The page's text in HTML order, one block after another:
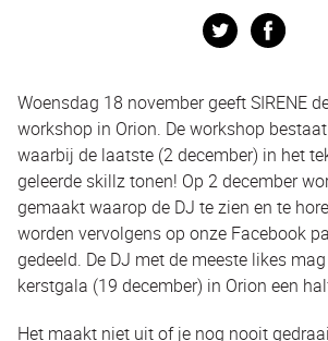
Twitter
Woensdag 18 november geeft SIRENE
workshop in Orion. De workshop
waarbij de laatste (2 december) in het
geleerde skillz tonen! Op 2 december
gemaakt waarop de DJ te zien en te
worden vervolgens op onze Facebook
gedeeld. De DJ met de meeste likes
kerstgala (19 december) in Orion een
Het maakt niet uit of je nog nooit